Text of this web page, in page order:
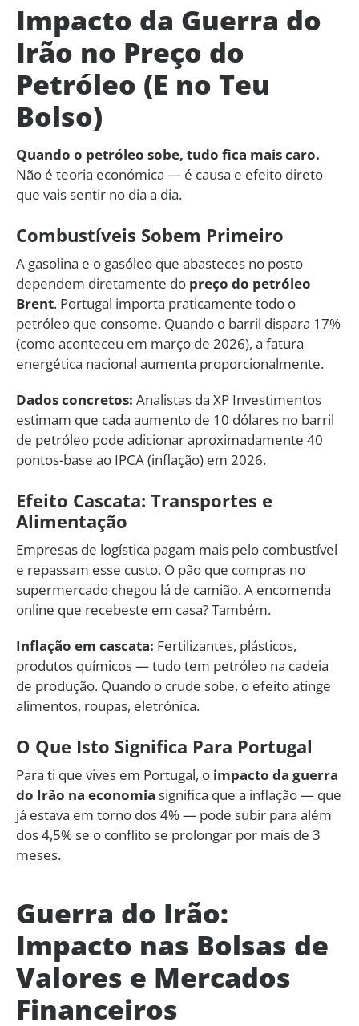
Impacto da Guerra do
Irão no Preço do
Petróleo (E no Teu
Bolso)
Quando o petróleo sobe, tudo fica mais caro.
Não é teoria económica — é causa e efeito direto
que vais sentir no dia a dia.
Combustíveis Sobem Primeiro
A gasolina e o gasóleo que abasteces no posto
dependem diretamente do preço do petróleo
Brent. Portugal importa praticamente todo o
petróleo que consome. Quando o barril dispara 17%
(como aconteceu em março de 2026), a fatura
energética nacional aumenta proporcionalmente.
Dados concretos: Analistas da XP Investimentos
estimam que cada aumento de 10 dólares no barril
de petróleo pode adicionar aproximadamente 40
pontos-base ao IPCA (inflação) em 2026.
Efeito Cascata: Transportes e
Alimentação
Empresas de logística pagam mais pelo combustível
e repassam esse custo. O pão que compras no
supermercado chegou lá de camião. A encomenda
online que recebeste em casa? Também.
Inflação em cascata: Fertilizantes, plásticos,
produtos químicos — tudo tem petróleo na cadeia
de produção. Quando o crude sobe, o efeito atinge
alimentos, roupas, eletrónica.
O Que Isto Significa Para Portugal
Para ti que vives em Portugal, o impacto da guerra
do Irão na economia significa que a inflação — que
já estava em torno dos 4% — pode subir para além
dos 4,5% se o conflito se prolongar por mais de 3
meses.
Guerra do Irão:
Impacto nas Bolsas de
Valores e Mercados
Financeiros